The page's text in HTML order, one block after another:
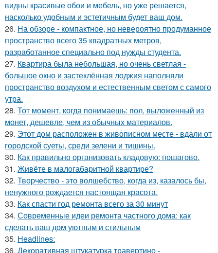
видны красивые обои и мебель, но уже решается,
насколько удобным и эстетичным будет ваш дом.
26. На обзоре - компактное, но невероятно продуманное
пространство всего 35 квадратных метров,
разработанное специально под нужды студента.
27. Квартира была небольшая, но очень светлая -
большое окно и застеклённая лоджия наполняли
пространство воздухом и естественным светом с самого
утра.
28. Тот момент, когда понимаешь: пол, выложенный из
монет, дешевле, чем из обычных материалов.
29. Этот дом расположен в живописном месте - вдали от
городской суеты, среди зелени и тишины.
30. Как правильно организовать кладовую: пошагово.
31. Живёте в малогабаритной квартире?
32. Творчество - это волшебство, когда из, казалось бы,
ненужного рождается настоящая красота.
33. Как спасти год ремонта всего за 30 минут
34. Современные идеи ремонта частного дома: как
сделать ваш дом уютным и стильным
35. Headlines:
36. Декоративная штукатурка травертино -